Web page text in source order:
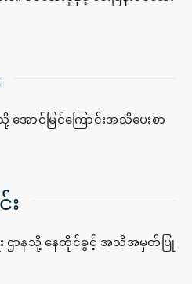
ောင်မြင်ကြောင်းအသိပေးစာ
း
ဌာနသို့ နေထိုင်ခွင့် အသိအမှတ်ပြု